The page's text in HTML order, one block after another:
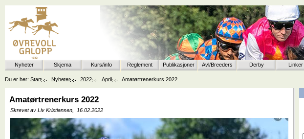
Nyheter Skjema Kurs/info Reglement Publikasjoner Avl/Breeders Derby Linker
Du er her: Start Nyheter 2022 April Amatørtrenerkurs 2022
Amatørtrenerkurs 2022
Skrevet av Liv Kristiansen, 16.02.2022